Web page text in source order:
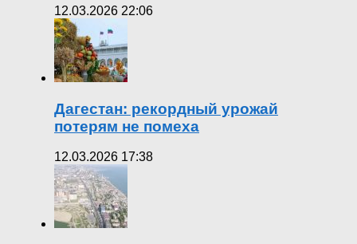
12.03.2026 22:06
Дагестан: рекордный урожай
потерям не помеха
12.03.2026 17:38